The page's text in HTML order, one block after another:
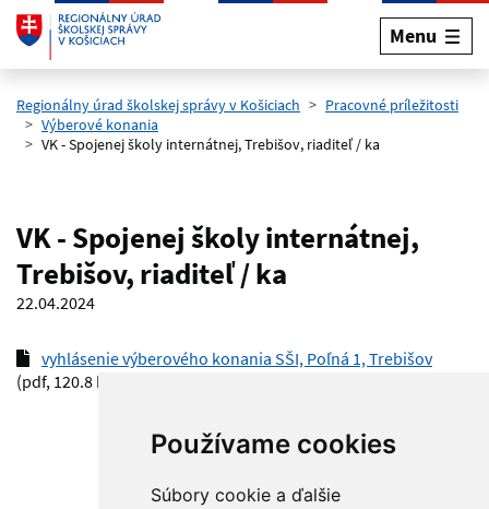
Používame cookies
Súbory cookie a ďalšie
Preskočiť na hlavný obsah
Menu
Regionálny úrad školskej správy v Košiciach
Pracovné príležitosti
Výberové konania
VK - Spojenej školy internátnej, Trebišov, riaditeľ / ka
VK - Spojenej školy internátnej,
Trebišov, riaditeľ / ka
22.04.2024
vyhlásenie výberového konania SŠI, Poľná 1, Trebišov
(pdf, 120.8 kB)